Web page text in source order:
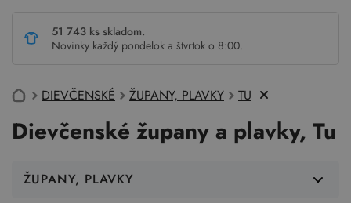
51 743 ks skladom.
Novinky každý pondelok a štvrtok o 8:00.
DIEVČENSKÉ ŽUPANY, PLAVKY TU
Dievčenské župany a plavky, Tu
ŽUPANY, PLAVKY